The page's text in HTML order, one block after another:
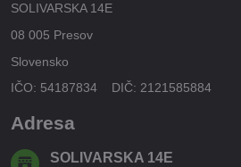
SOLIVARSKA 14E
08 005 Presov
Slovensko
IČO: 54187834 DIČ: 2121585884
Adresa
SOLIVARSKA 14E